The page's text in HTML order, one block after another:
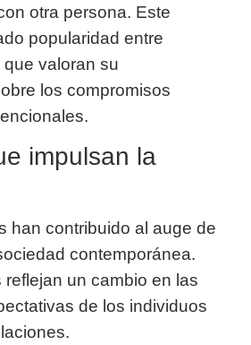
otra persona. Este
popularidad entre
valoran su
los compromisos
impulsan la
han contribuido al auge de
contemporánea.
un cambio en las
de los individuos